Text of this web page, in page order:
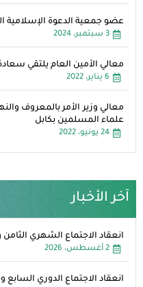
عضو جمعية الدعوة الإسلامية
3 سبتمبر، 2024
معالي الأمين العام يلتقي
6 يناير، 2022
معالي وزير الأمر بالمعروف
علماء المسلمين بكابل
24 يونيو، 2022
آخر الأخبار
انعقاد الاجتماع الشهري
2 أغسطس، 2026
انعقاد الاجتماع الدوري